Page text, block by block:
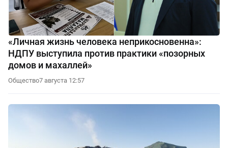
«Личная жизнь человека неприкосновенна»:
НДПУ выступила против практики «позорных
домов и махаллей»
Общество7 августа 12:57